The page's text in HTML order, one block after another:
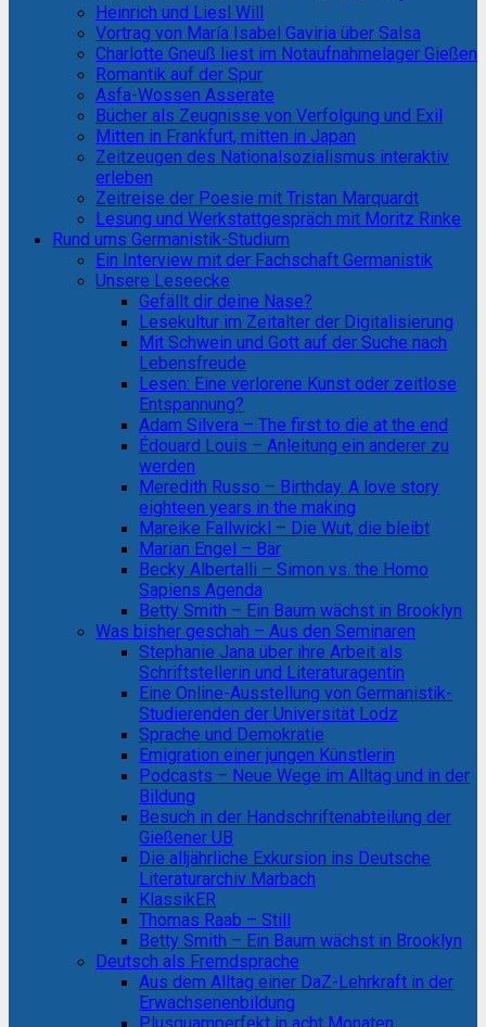
Heinrich und Liesl Will
Vortrag von María Isabel Gaviria über Salsa
Charlotte Gneuß liest im Notaufnahmelager Gießen
Romantik auf der Spur
Asfa-Wossen Asserate
Bücher als Zeugnisse von Verfolgung und Exil
Mitten in Frankfurt, mitten in Japan
Zeitzeugen des Nationalsozialismus interaktiv
erleben
Zeitreise der Poesie mit Tristan Marquardt
Lesung und Werkstattgespräch mit Moritz Rinke
Rund ums Germanistik-Studium
Ein Interview mit der Fachschaft Germanistik
Unsere Leseecke
Gefällt dir deine Nase?
Lesekultur im Zeitalter der Digitalisierung
Mit Schwein und Gott auf der Suche nach
Lebensfreude
Lesen: Eine verlorene Kunst oder zeitlose
Entspannung?
Adam Silvera – The first to die at the end
Édouard Louis – Anleitung ein anderer zu
werden
Meredith Russo – Birthday. A love story
eighteen years in the making
Mareike Fallwickl – Die Wut, die bleibt
Marian Engel – Bär
Becky Albertalli – Simon vs. the Homo
Sapiens Agenda
Betty Smith – Ein Baum wächst in Brooklyn
Was bisher geschah – Aus den Seminaren
Stephanie Jana über ihre Arbeit als
Schriftstellerin und Literaturagentin
Eine Online-Ausstellung von Germanistik-
Studierenden der Universität Lodz
Sprache und Demokratie
Emigration einer jungen Künstlerin
Podcasts – Neue Wege im Alltag und in der
Bildung
Besuch in der Handschriftenabteilung der
Gießener UB
Die alljährliche Exkursion ins Deutsche
Literaturarchiv Marbach
KlassikER
Thomas Raab – Still
Betty Smith – Ein Baum wächst in Brooklyn
Deutsch als Fremdsprache
Aus dem Alltag einer DaZ-Lehrkraft in der
Erwachsenenbildung